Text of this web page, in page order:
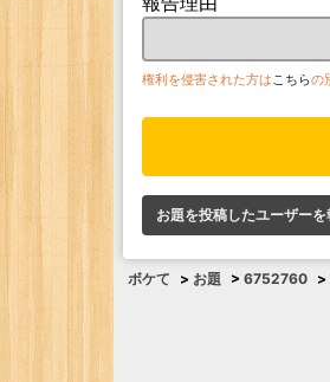
権利を侵害された方は こちらの
お題を投稿したユーザーを
ボケて > お題 > 6752760 >